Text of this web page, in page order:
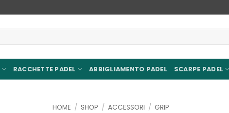
RACCHETTE PADEL ABBIGLIAMENTO PADEL SCARPE PADEL
HOME / SHOP / ACCESSORI / GRIP